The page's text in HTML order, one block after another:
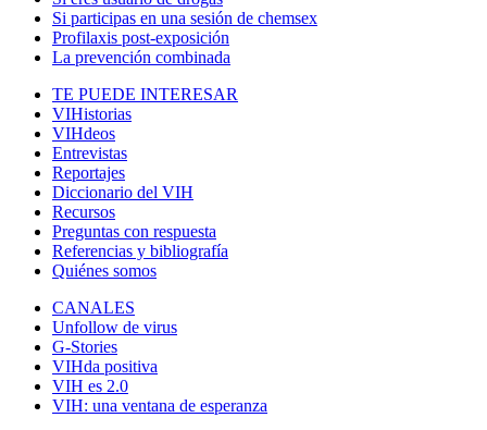
Si participas en una sesión de chemsex
Profilaxis post-exposición
La prevención combinada
TE PUEDE INTERESAR
VIHistorias
VIHdeos
Entrevistas
Reportajes
Diccionario del VIH
Recursos
Preguntas con respuesta
Referencias y bibliografía
Quiénes somos
CANALES
Unfollow de virus
G-Stories
VIHda positiva
VIH es 2.0
VIH: una ventana de esperanza